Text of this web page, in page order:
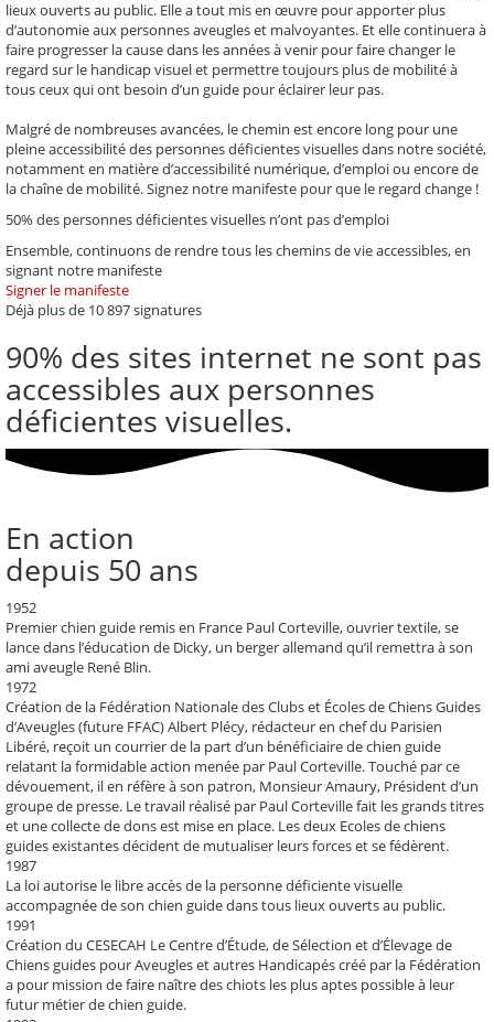
lieux ouverts au public. Elle a tout mis en œuvre pour apporter plus
d’autonomie aux personnes aveugles et malvoyantes. Et elle continuera à
faire progresser la cause dans les années à venir pour faire changer le
regard sur le handicap visuel et permettre toujours plus de mobilité à
tous ceux qui ont besoin d’un guide pour éclairer leur pas.
Malgré de nombreuses avancées, le chemin est encore long pour une
pleine accessibilité des personnes déficientes visuelles dans notre société,
notamment en matière d’accessibilité numérique, d’emploi ou encore de
la chaîne de mobilité. Signez notre manifeste pour que le regard change !
50% des personnes déficientes visuelles n’ont pas d’emploi
Ensemble, continuons de rendre tous les chemins de vie accessibles, en
signant notre manifeste
Signer le manifeste
Déjà plus de 10 897signatures
90% des sites internet ne sont pas
accessibles aux personnes
déficientes visuelles.
En action
depuis 50 ans
1952
Premier chien guide remis en France Paul Corteville, ouvrier textile, se
lance dans l’éducation de Dicky, un berger allemand qu’il remettra à son
ami aveugle René Blin.
1972
Création de la Fédération Nationale des Clubs et Écoles de Chiens Guides
d’Aveugles(future FFAC) Albert Plécy, rédacteur en chef du Parisien
Libéré, reçoit un courrier de la part d’un bénéficiaire de chien guide
relatant la formidable action menée par Paul Corteville. Touché par ce
dévouement, il en réfère à son patron, Monsieur Amaury, Président d’un
groupe de presse. Le travail réalisé par Paul Corteville fait les grands titres
et une collecte de dons est mise en place. Les deux Ecoles de chiens
guides existantes décident de mutualiser leurs forces et se fédèrent.
1987
La loi autorise le libre accès de la personne déficiente visuelle
accompagnée de son chien guidedans tous lieux ouverts au public.
1991
Création du CESECAH Le Centre d’Étude, de Sélection et d’Élevage de
Chiens guides pour Aveugles et autres Handicapés créé par la Fédération
a pour mission de faire naître des chiots les plus aptes possible à leur
futur métier de chien guide.